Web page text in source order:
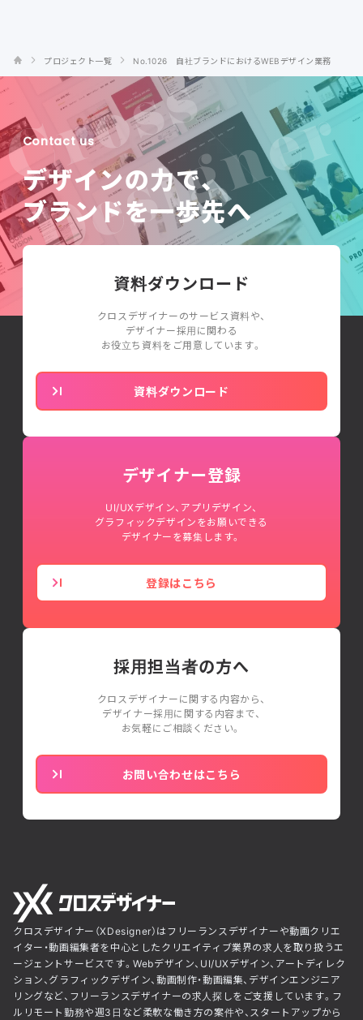
プロジェクト一覧 No.1026 自社ブランドにおけるWEBデザイン業務
Contact us
デザインの力で、
ブランドを一歩先へ
資料ダウンロード
クロスデザイナーのサービス資料や、
デザイナー採用に関わる
お役立ち資料をご用意しています。
資料ダウンロード
デザイナー登録
UI/UXデザイン、アプリデザイン、
グラフィックデザインをお願いできる
デザイナーを募集します。
登録はこちら
採用担当者の方へ
クロスデザイナーに関する内容から、
デザイナー採用に関する内容まで、
お気軽にご相談ください。
お問い合わせはこちら
クロスデザイナー（XDesigner）はフリーランスデザイナーや動画クリエ
イター・動画編集者を中心としたクリエイティブ業界の求人を取り扱うエ
ージェントサービスです。Webデザイン、UI/UXデザイン、アートディレク
ション、グラフィックデザイン、動画制作・動画編集、デザインエンジニア
リングなど、フリーランスデザイナーの求人探しをご支援しています。フ
ルリモート勤務や週3日など柔軟な働き方の案件や、スタートアップから